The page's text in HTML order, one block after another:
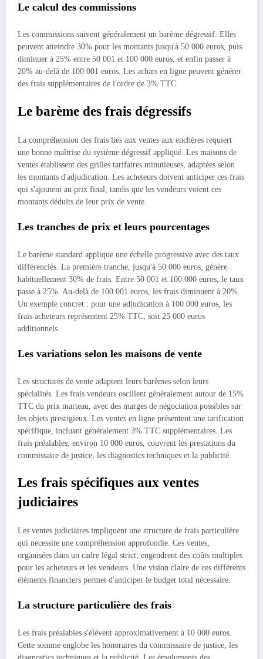
Le calcul des commissions
Les commissions suivent généralement un barème dégressif. Elles
peuvent atteindre 30% pour les montants jusqu'à 50 000 euros, puis
diminuer à 25% entre 50 001 et 100 000 euros, et enfin passer à
20% au-delà de 100 001 euros. Les achats en ligne peuvent générer
des frais supplémentaires de l'ordre de 3% TTC.
Le barème des frais dégressifs
La compréhension des frais liés aux ventes aux enchères requiert
une bonne maîtrise du système dégressif appliqué. Les maisons de
ventes établissent des grilles tarifaires minutieuses, adaptées selon
les montants d'adjudication. Les acheteurs doivent anticiper ces frais
qui s'ajoutent au prix final, tandis que les vendeurs voient ces
montants déduits de leur prix de vente.
Les tranches de prix et leurs pourcentages
Le barème standard applique une échelle progressive avec des taux
différenciés. La première tranche, jusqu'à 50 000 euros, génère
habituellement 30% de frais. Entre 50 001 et 100 000 euros, le taux
passe à 25%. Au-delà de 100 001 euros, les frais diminuent à 20%.
Un exemple concret : pour une adjudication à 100 000 euros, les
frais acheteurs représentent 25% TTC, soit 25 000 euros
additionnels.
Les variations selon les maisons de vente
Les structures de vente adaptent leurs barèmes selon leurs
spécialités. Les frais vendeurs oscillent généralement autour de 15%
TTC du prix marteau, avec des marges de négociation possibles sur
les objets prestigieux. Les ventes en ligne présentent une tarification
spécifique, incluant généralement 3% TTC supplémentaires. Les
frais préalables, environ 10 000 euros, couvrent les prestations du
commissaire de justice, les diagnostics techniques et la publicité.
Les frais spécifiques aux ventes
judiciaires
Les ventes judiciaires impliquent une structure de frais particulière
qui nécessite une compréhension approfondie. Ces ventes,
organisées dans un cadre légal strict, engendrent des coûts multiples
pour les acheteurs et les vendeurs. Une vision claire de ces différents
éléments financiers permet d'anticiper le budget total nécessaire.
La structure particulière des frais
Les frais préalables s'élèvent approximativement à 10 000 euros.
Cette somme englobe les honoraires du commissaire de justice, les